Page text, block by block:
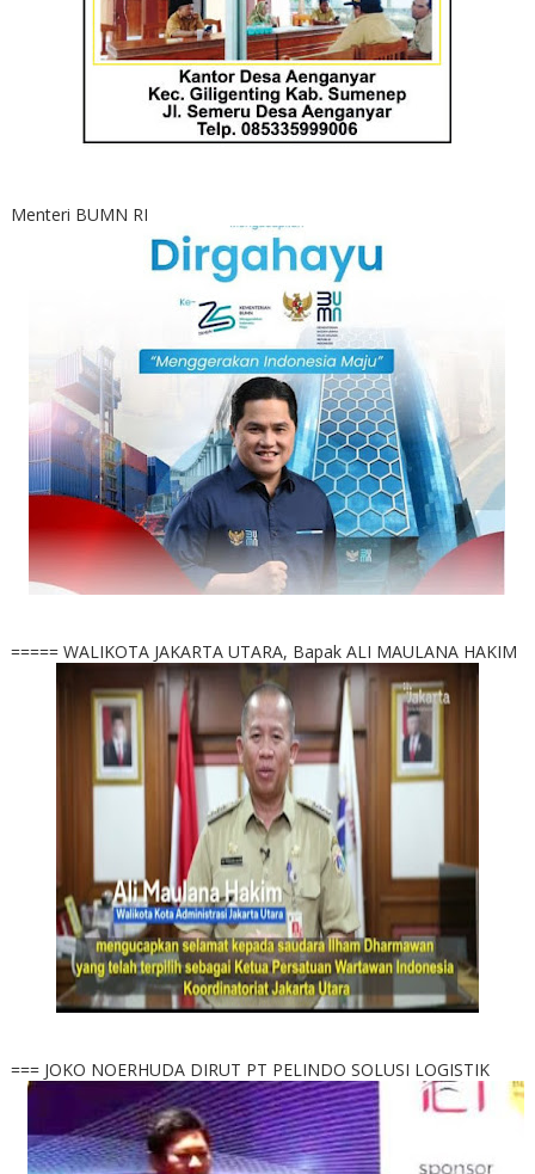
Menteri BUMN RI
===== WALIKOTA JAKARTA UTARA, Bapak ALI MAULANA HAKIM
=== JOKO NOERHUDA DIRUT PT PELINDO SOLUSI LOGISTIK